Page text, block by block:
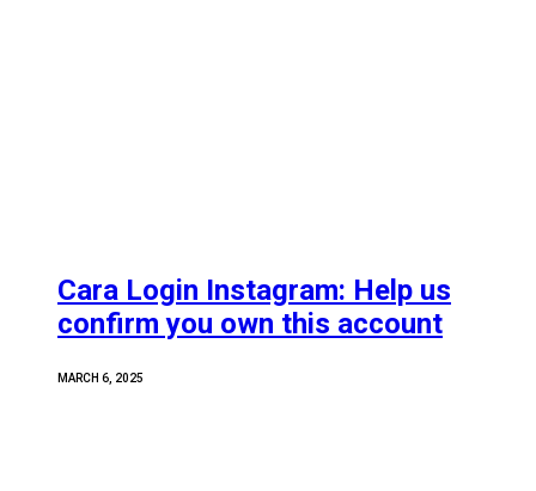
Cara Login Instagram: Help us
confirm you own this account
MARCH 6, 2025